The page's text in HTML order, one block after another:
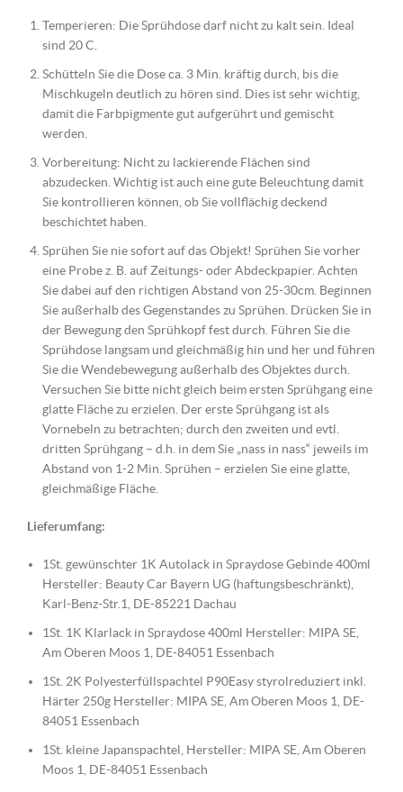
Temperieren: Die Sprühdose darf nicht zu kalt sein. Ideal
sind 20 C.
Schütteln Sie die Dose ca. 3 Min. kräftig durch, bis die
Mischkugeln deutlich zu hören sind. Dies ist sehr wichtig,
damit die Farbpigmente gut aufgerührt und gemischt
werden.
Vorbereitung: Nicht zu lackierende Flächen sind
abzudecken. Wichtig ist auch eine gute Beleuchtung damit
Sie kontrollieren können, ob Sie vollflächig deckend
beschichtet haben.
Sprühen Sie nie sofort auf das Objekt! Sprühen Sie vorher
eine Probe z. B. auf Zeitungs- oder Abdeckpapier. Achten
Sie dabei auf den richtigen Abstand von 25-30cm. Beginnen
Sie außerhalb des Gegenstandes zu Sprühen. Drücken Sie in
der Bewegung den Sprühkopf fest durch. Führen Sie die
Sprühdose langsam und gleichmäßig hin und her und führen
Sie die Wendebewegung außerhalb des Objektes durch.
Versuchen Sie bitte nicht gleich beim ersten Sprühgang eine
glatte Fläche zu erzielen. Der erste Sprühgang ist als
Vornebeln zu betrachten; durch den zweiten und evtl.
dritten Sprühgang – d.h. in dem Sie „nass in nass“ jeweils im
Abstand von 1-2 Min. Sprühen – erzielen Sie eine glatte,
gleichmäßige Fläche.
Lieferumfang:
1St. gewünschter 1K Autolack in Spraydose Gebinde 400ml
Hersteller: Beauty Car Bayern UG (haftungsbeschränkt),
Karl-Benz-Str.1, DE-85221 Dachau
1St. 1K Klarlack in Spraydose 400ml Hersteller: MIPA SE,
Am Oberen Moos 1, DE-84051 Essenbach
1St. 2K Polyesterfüllspachtel P90Easy styrolreduziert inkl.
Härter 250g Hersteller: MIPA SE, Am Oberen Moos 1, DE-
84051 Essenbach
1St. kleine Japanspachtel, Hersteller: MIPA SE, Am Oberen
Moos 1, DE-84051 Essenbach